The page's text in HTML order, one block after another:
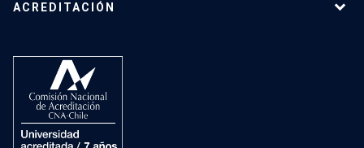
ACREDITACIÓN